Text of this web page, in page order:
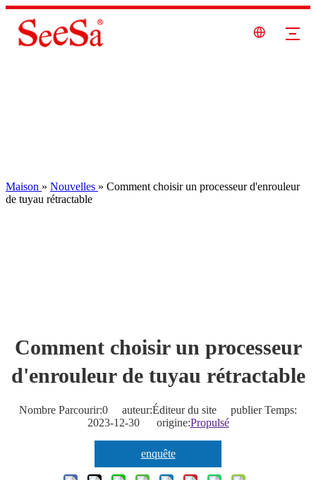
Maison » Nouvelles » Comment choisir un processeur d'enrouleur
de tuyau rétractable
Comment choisir un processeur
d'enrouleur de tuyau rétractable
Nombre Parcourir:0 auteur:Éditeur du site publier Temps:
2023-12-30 origine:Propulsé
enquête